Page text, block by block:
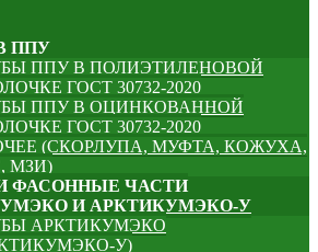
ППУ
ППУ В ПОЛИЭТИЛЕНОВОЙ
ГОСТ 30732-2020
ППУ В ОЦИНКОВАННОЙ
ГОСТ 30732-2020
(СКОРЛУПА, МУФТА, КОЖУХА,
МЗИ)
ФАСОННЫЕ ЧАСТИ
И АРКТИКУМЭКО-У
АРКТИКУМЭКО
У)